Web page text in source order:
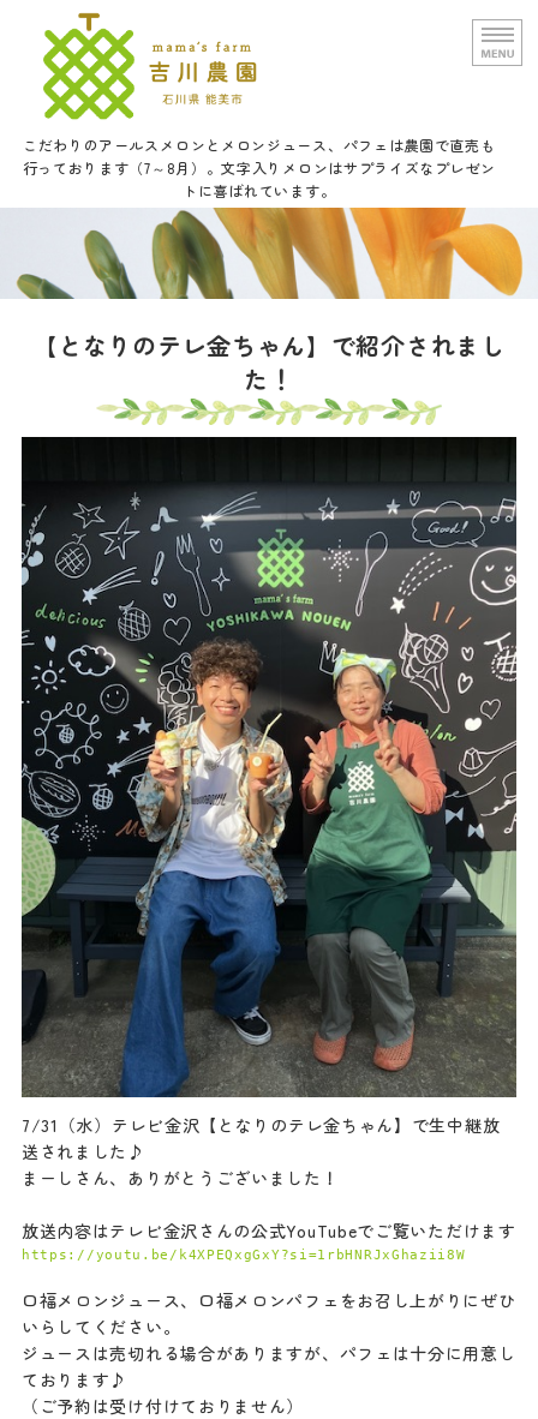
文字入りメロンと甘い野菜の
こだわりのアールスメロンとメロンジュース、パフェは農園で直売も
行っております（7～8月）。文字入りメロンはサプライズなプレゼン
トに喜ばれています。
農園概要
通信販売
お問い合せ
【となりのテレ金ちゃん】で紹介されまし
た！
7/31（水）テレビ金沢【となりのテレ金ちゃん】で生中継放
送されました♪
まーしさん、ありがとうございました！
放送内容はテレビ金沢さんの公式YouTubeでご覧いただけます
口福メロンジュース、口福メロンパフェをお召し上がりにぜひ
いらしてください。
ジュースは売切れる場合がありますが、パフェは十分に用意し
ております♪
（ご予約は受け付けておりません）